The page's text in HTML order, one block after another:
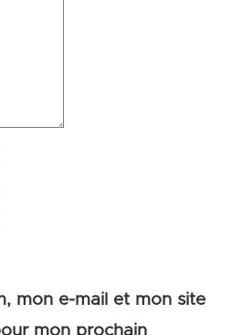
mon e-mail et mon site
mon prochain